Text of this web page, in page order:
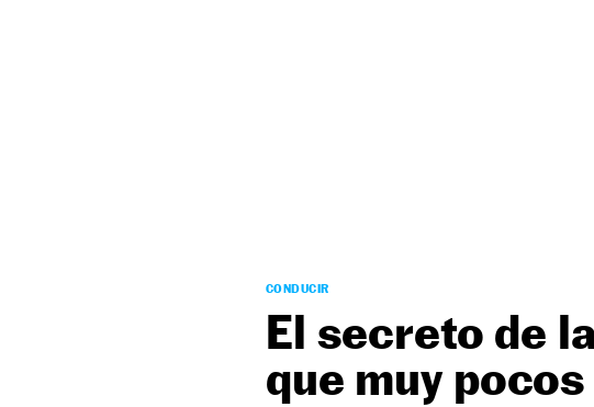
CONDUCIR
El secreto de
que muy